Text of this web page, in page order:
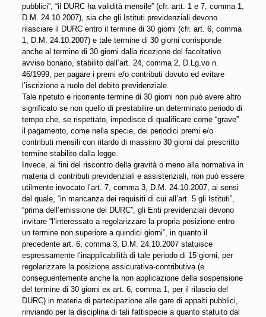
pubblici”, “il DURC ha validità mensile” (cfr. artt. 1 e 7, comma 1,
D.M. 24.10.2007), sia che gli Istituti previdenziali devono
rilasciare il DURC entro il termine di 30 giorni (cfr. art. 6, comma
1, D.M. 24.10.2007) e tale termine di 30 giorni corrisponde
anche al termine di 30 giorni dalla ricezione del facoltativo
avviso bonario, stabilito dall’art. 24, comma 2, D.Lg.vo n.
46/1999, per pagare i premi e/o contributi dovuto ed evitare
l’iscrizione a ruolo del debito previdenziale.
Tale ripetuto e ricorrente termine di 30 giorni non può avere altro
significato se non quello di prestabilire un determinato periodo di
tempo che, se rispettato, impedisce di qualificare come “grave”
il pagamento, come nella specie, dei periodici premi e/o
contributi mensili con ritardo di massimo 30 giorni dal prescritto
termine stabilito dalla legge.
Invece, ai fini del riscontro della gravità o meno alla normativa in
materia di contributi previdenziali e assistenziali, non può essere
utilmente invocato l’art. 7, comma 3, D.M. 24.10.2007, ai sensi
del quale, “in mancanza dei requisiti di cui all’art. 5 gli Istituti”,
“prima dell’emissione del DURC”, gli Enti previdenziali devono
invitare “l’interessato a regolarizzare la propria posizione entro
un termine non superiore a quindici giorni”, in quanto il
precedente art. 6, comma 3, D.M. 24.10.2007 statuisce
espressamente l’inapplicabilità di tale periodo di 15 giorni, per
regolarizzare la posizione assicurativa-contributiva (e
conseguentemente anche la non applicazione della sospensione
del termine di 30 giorni ex art. 6, comma 1, per il rilascio del
DURC) in materia di partecipazione alle gare di appalti pubblici,
rinviando per la disciplina di tali fattispecie a quanto statuito dal